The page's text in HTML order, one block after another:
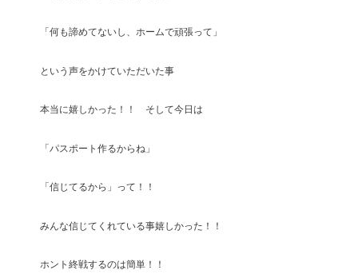
「何も諦めてないし、ホームで頑張って」
という声をかけていただいた事
本当に嬉しかった！！ そして今日は
「パスポート作るからね」
「信じてるから」って！！
みんな信じてくれている事嬉しかった！！
ホント終戦するのは簡単！！